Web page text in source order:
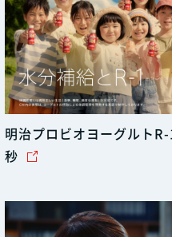
明治プロビオヨーグルトR-
秒